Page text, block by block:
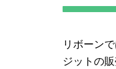
リボーン
ジットの